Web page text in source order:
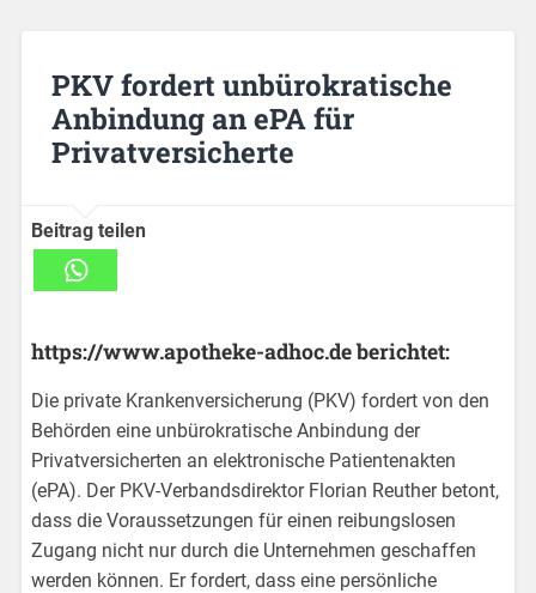
PKV fordert unbürokratische
Anbindung an ePA für
Privatversicherte
Beitrag teilen
https://www.apotheke-adhoc.de berichtet:
Die private Krankenversicherung (PKV) fordert von den
Behörden eine unbürokratische Anbindung der
Privatversicherten an elektronische Patientenakten
(ePA). Der PKV-Verbandsdirektor Florian Reuther betont,
dass die Voraussetzungen für einen reibungslosen
Zugang nicht nur durch die Unternehmen geschaffen
werden können. Er fordert, dass eine persönliche